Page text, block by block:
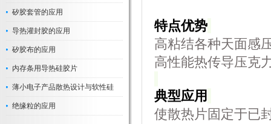
矽胶套管的应用
导热灌封胶的应用
矽胶布的应用
内存条用导热硅胶片
薄小电子产品散热设计与软性硅
绝缘粒的应用
特点优势
高粘结各种天面感
高性能热传导压克
典型应用
使散热片固定于已